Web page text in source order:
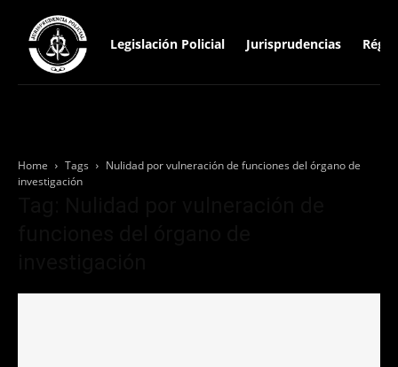
Legislación Policial Jurisprudencias
Home Tags
Nulidad por vulneración de funciones del órgano de
investigación